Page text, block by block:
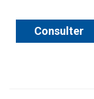
Consulter